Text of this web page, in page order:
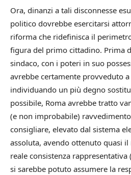
Ora, dinanzi a tali disconnesse
politico dovrebbe esercitarsi
riforma che ridefinisca il
figura del primo cittadino. Prima
sindaco, con i poteri in suo
avrebbe certamente provveduto
individuando un più degno
possibile, Roma avrebbe tratto
(e non improbabile)
consigliare, elevato dal sistema
assoluta, avendo ottenuto quasi
reale consistenza
si sarebbe potuto assumere la